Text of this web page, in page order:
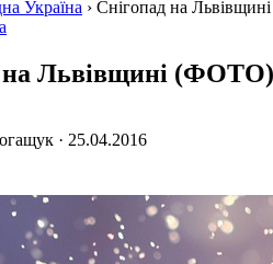
Україна › Снігопад на
на Львівщині
· 25.04.2016